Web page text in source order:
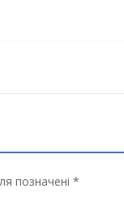
позначені *